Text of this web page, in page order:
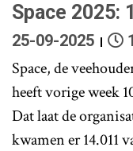
Space 2025:
25-09-2025
Space, de
heeft vorige week
Dat laat de
kwamen er 14.011